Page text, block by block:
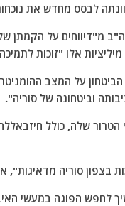
לבסס מחדש את
מ"דיווחים על הקמתן של
אלו "זוכות
על המצב
וביטחונה של סוריה".
שלה, כולל
בצפון סוריה מדאיגות",
לחפש הפוגה במעשי